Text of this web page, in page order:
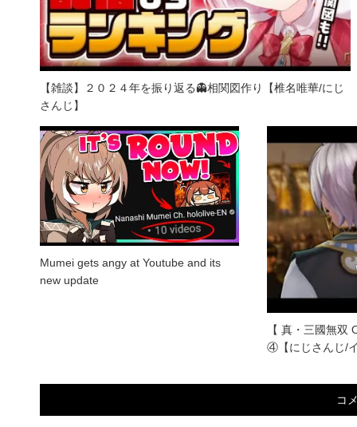
【雑談】２０２４年を振り返る👻相関図作り【椎名唯華/にじ
さんじ】
Mumei gets angy at Youtube and its
new update
【 真・三國
④【にじさんじ/
コ